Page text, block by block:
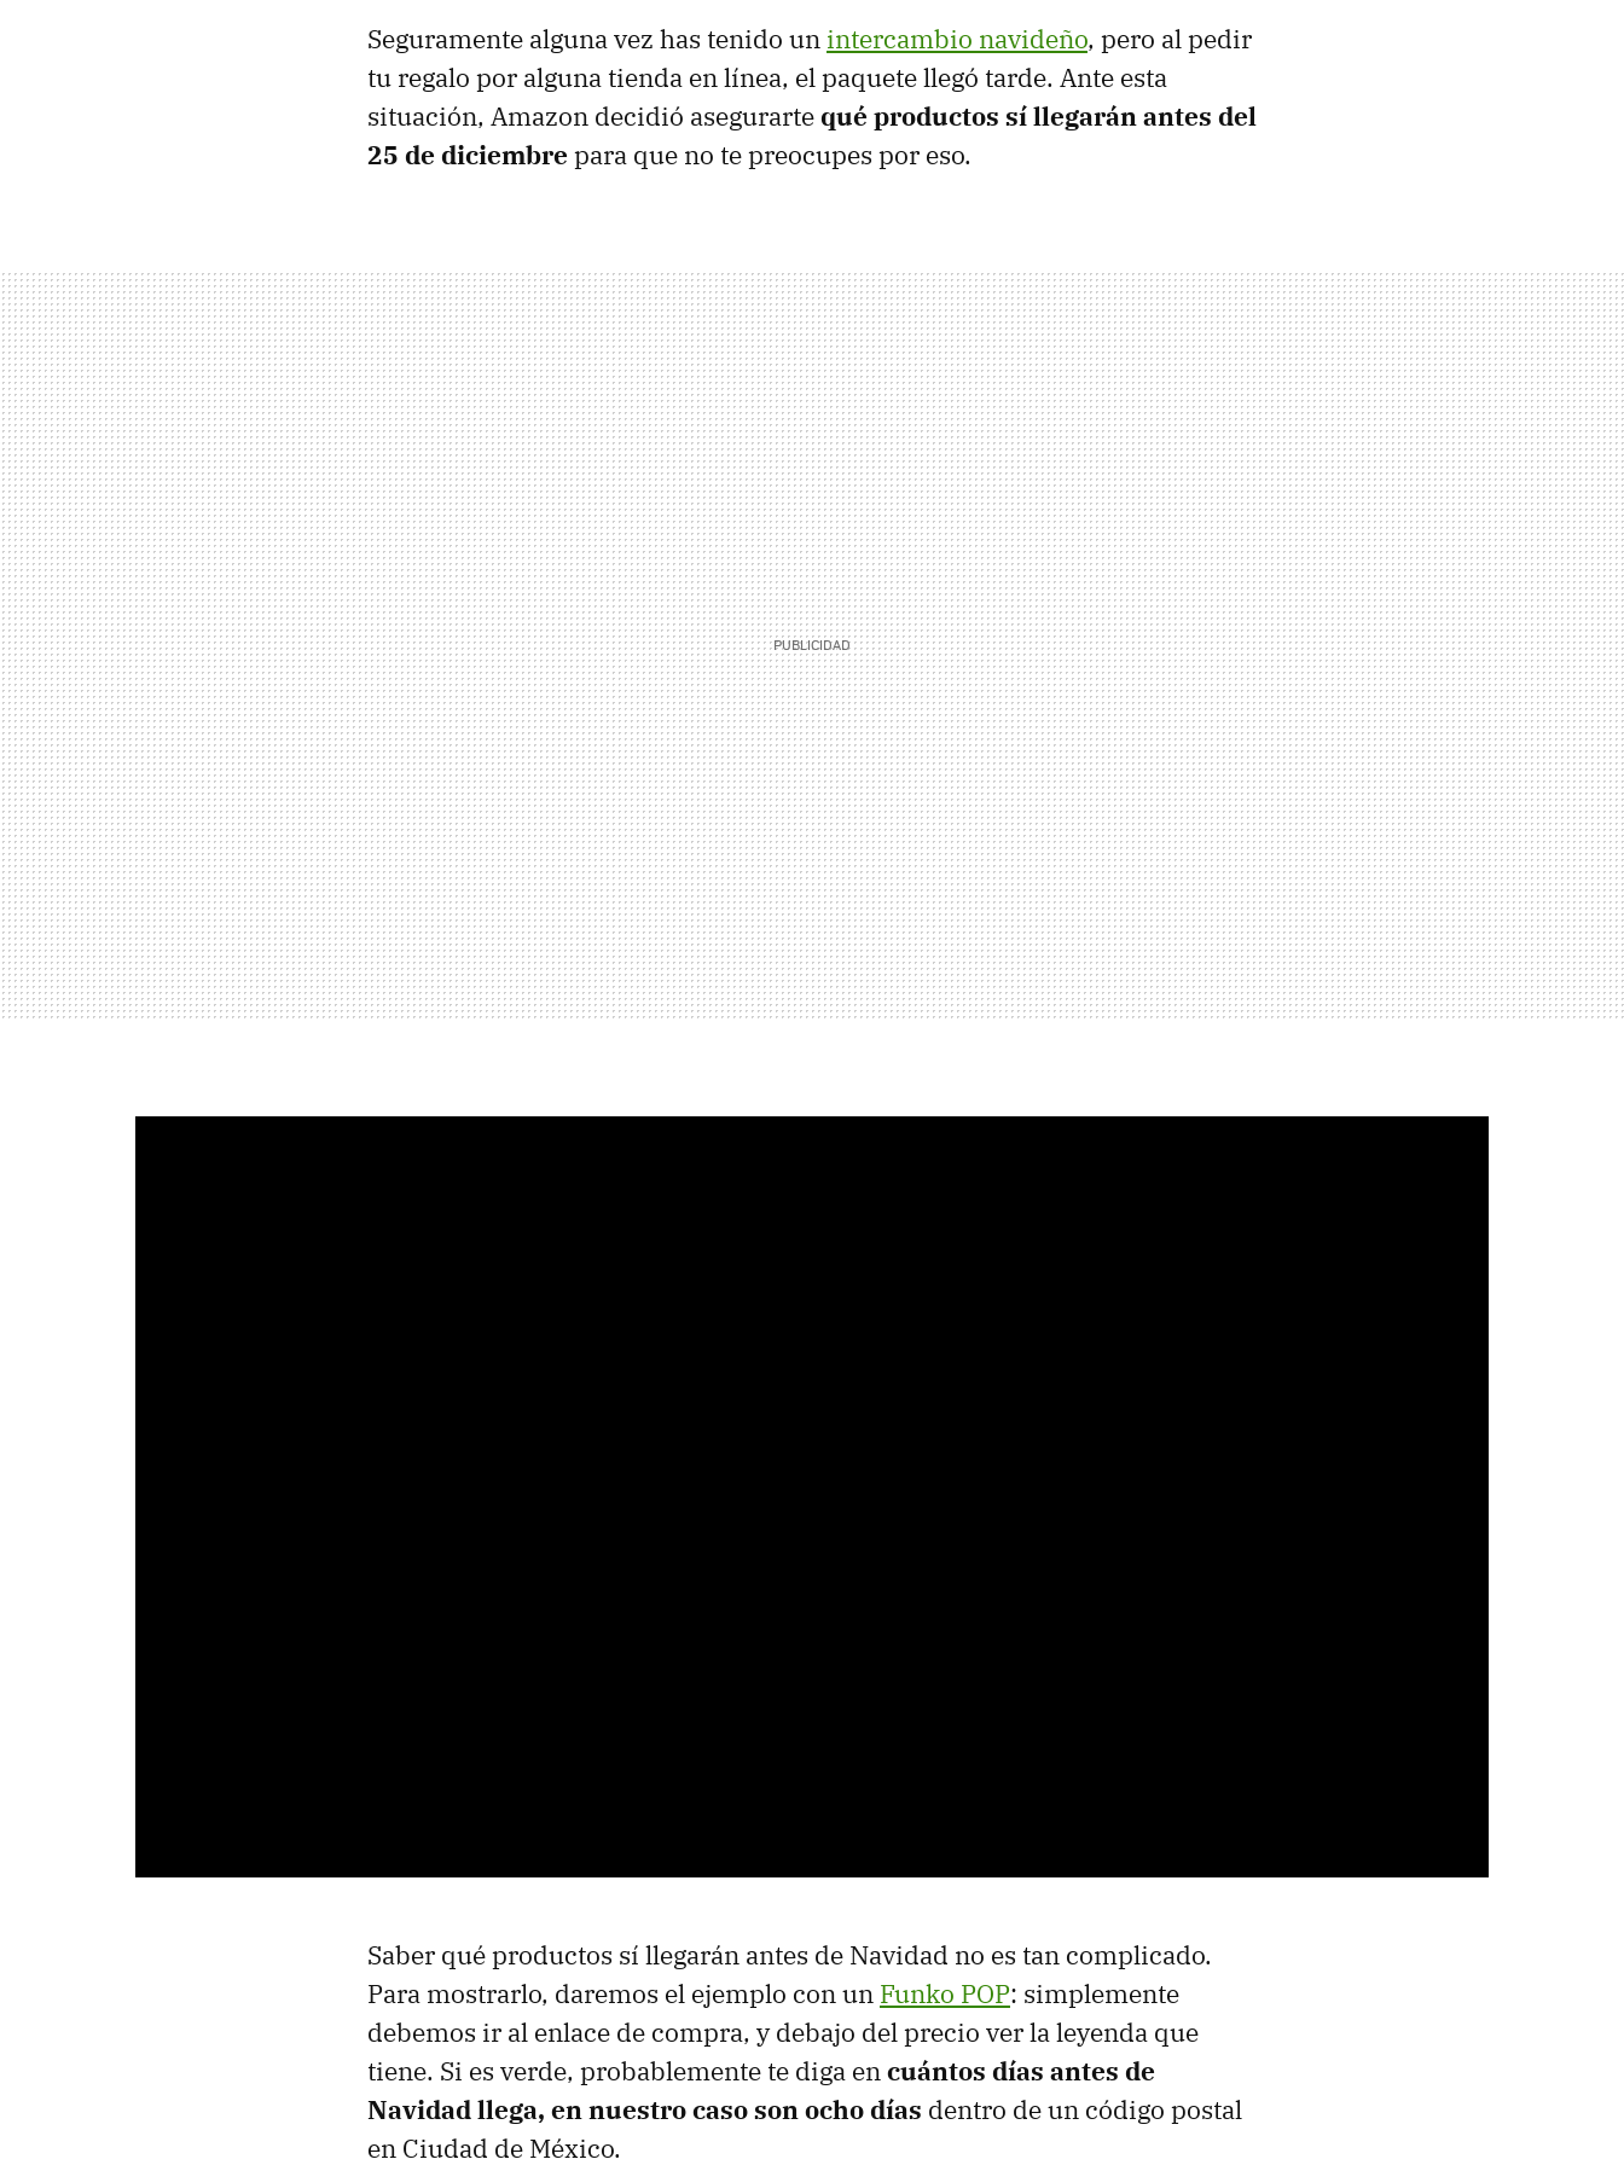
Seguramente alguna vez has tenido un intercambio navideño, pero al pedir
tu regalo por alguna tienda en línea, el paquete llegó tarde. Ante esta
situación, Amazon decidió asegurartequé productos sí llegarán antes del
25 de diciembre para que no te preocupes por eso.
Saber qué productos sí llegarán antes de Navidad no es tan complicado.
Para mostrarlo, daremos el ejemplo con un Funko POP: simplemente
debemos ir al enlace de compra, y debajo del precio ver la leyenda que
tiene. Si es verde, probablemente te diga encuántos días antes de
Navidad llega, en nuestro caso son ocho días dentro de un código postal
en Ciudad de México.